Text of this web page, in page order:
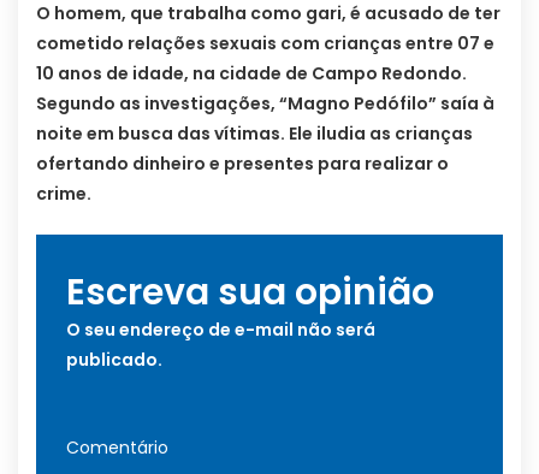
O homem, que trabalha como gari, é acusado de ter
cometido relações sexuais com crianças entre 07 e
10 anos de idade, na cidade de Campo Redondo.
Segundo as investigações, “Magno Pedófilo” saía à
noite em busca das vítimas. Ele iludia as crianças
ofertando dinheiro e presentes para realizar o
crime.
Escreva sua opinião
O seu endereço de e-mail não será
publicado.
Comentário